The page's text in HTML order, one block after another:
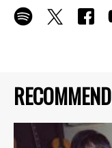
RECOMMEND